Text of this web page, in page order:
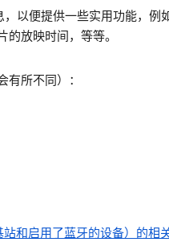
以便提供一些实用功能，例
放映时间，等等。
所不同）：
和启用了蓝牙的设备）的相